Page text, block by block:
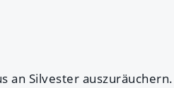
an Silvester auszuräuchern.